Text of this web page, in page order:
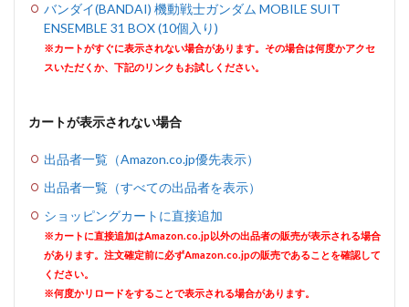
バンダイ(BANDAI) 機動戦士ガンダム MOBILE SUIT
ENSEMBLE 31 BOX (10個入り)
※カートがすぐに表示されない場合があります。その場合は何度かアクセ
スいただくか、下記のリンクもお試しください。
カートが表示されない場合
出品者一覧（Amazon.co.jp優先表示）
出品者一覧（すべての出品者を表示）
ショッピングカートに直接追加
※カートに直接追加はAmazon.co.jp以外の出品者の販売が表示される場合
があります。注文確定前に必ずAmazon.co.jpの販売であることを確認して
ください。
※何度かリロードをすることで表示される場合があります。